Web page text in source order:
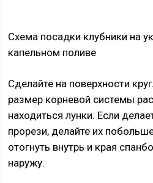
Схема посадки клубники на
капельном поливе
Сделайте на поверхности
размер корневой системы
находиться лунки. Если
прорези, делайте их
отогнуть внутрь и края
наружу.